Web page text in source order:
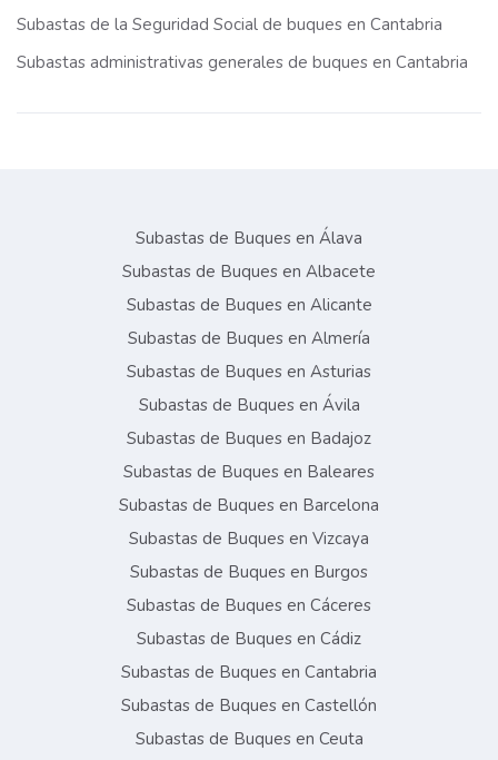
Subastas de la Seguridad Social de buques en Cantabria
Subastas administrativas generales de buques en Cantabria
Subastas de Buques en Álava
Subastas de Buques en Albacete
Subastas de Buques en Alicante
Subastas de Buques en Almería
Subastas de Buques en Asturias
Subastas de Buques en Ávila
Subastas de Buques en Badajoz
Subastas de Buques en Baleares
Subastas de Buques en Barcelona
Subastas de Buques en Vizcaya
Subastas de Buques en Burgos
Subastas de Buques en Cáceres
Subastas de Buques en Cádiz
Subastas de Buques en Cantabria
Subastas de Buques en Castellón
Subastas de Buques en Ceuta